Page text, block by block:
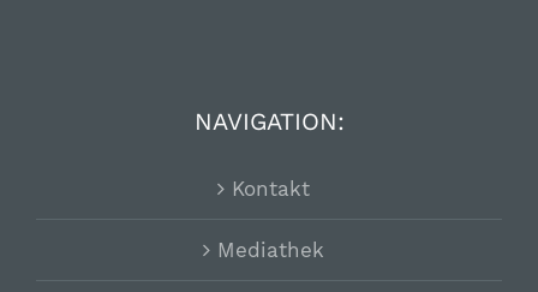
NAVIGATION:
Kontakt
Mediathek